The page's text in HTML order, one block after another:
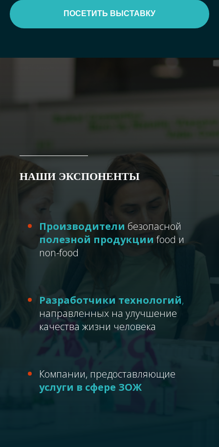
ПОСЕТИТЬ ВЫСТАВКУ
НАШИ ЭКСПОНЕНТЫ
Производители безопасной
полезной продукции food и
non-food
Разработчики технологий,
направленных на улучшение
качества жизни человека
Компании, предоставляющие
услуги в сфере ЗОЖ